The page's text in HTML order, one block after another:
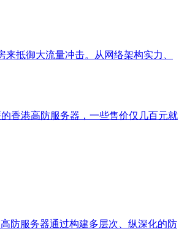
抵御大流量冲击。从网络架构实力、
香港高防服务器，一些售价仅几百元就
防服务器通过构建多层次、纵深化的防